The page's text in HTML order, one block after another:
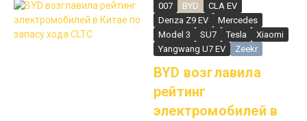
007 BYD
CLA EV
Denza Z9 EV
Mercedes
Model 3
SU7 Tesla
Xiaomi
Yangwang U7 EV
Zeekr
BYD возглавила
рейтинг
электромобилей в